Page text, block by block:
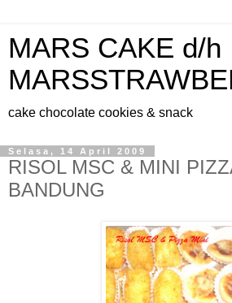
MARS CAKE d/h
cake chocolate cookies & snack
Selasa, 14 April 2009
RISOL MSC & MINI
BANDUNG